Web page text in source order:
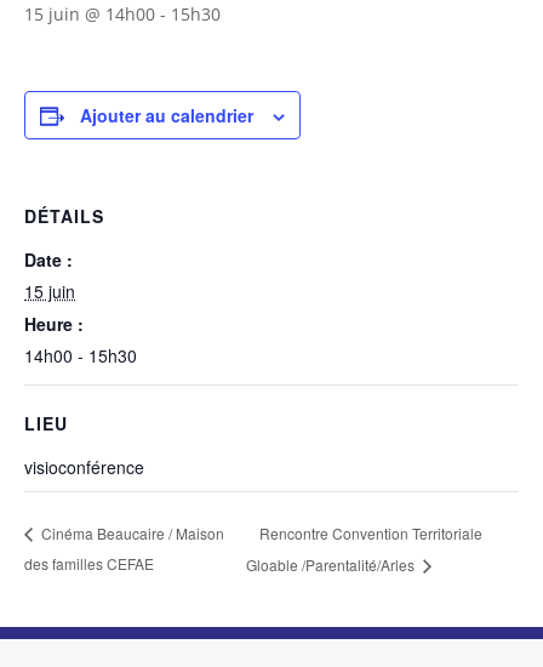
15 juin @ 14h00 - 15h30
Ajouter au calendrier
DÉTAILS
Date :
15 juin
Heure :
14h00 - 15h30
LIEU
visioconférence
Cinéma Beaucaire / Maison
des familles CEFAE
Rencontre Convention Territoriale
Gloable /Parentalité/Arles